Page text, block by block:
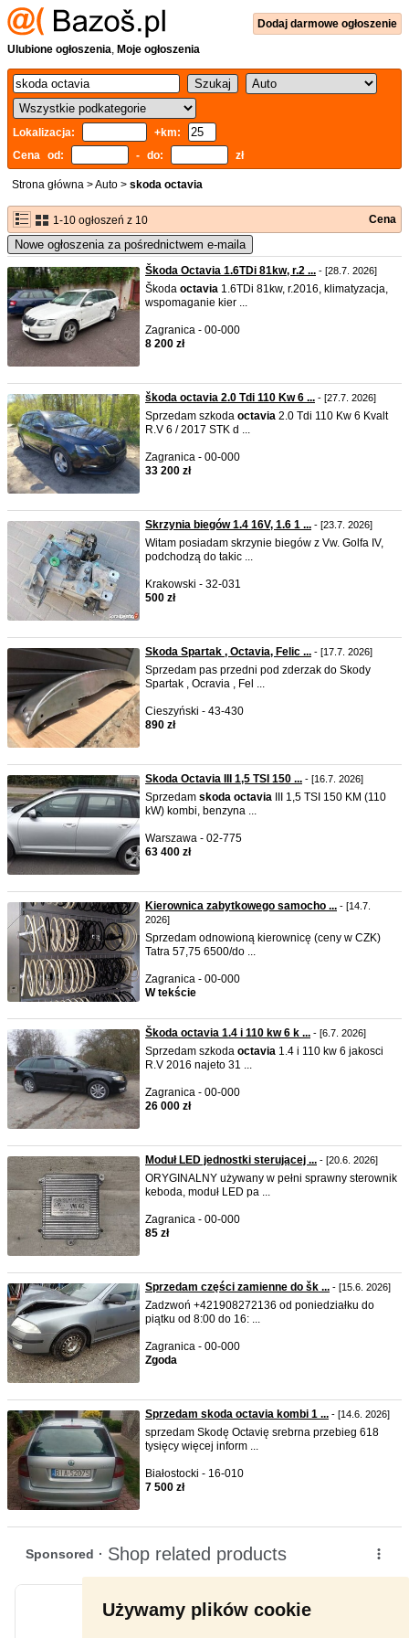
Używamy plików cookie
Dodaj darmowe ogłoszenie
Ulubione ogłoszenia, Moje ogłoszenia
Lokalizacja:
+km:
Cena od:
- do: zł
Strona główna >Auto > skoda octavia
1-10 ogłoszeń z 10 Cena
Nowe ogłoszenia za pośrednictwem e-maila
Škoda Octavia 1.6TDi 81kw, r.2 ... - [28.7. 2026]
Škoda octavia 1.6TDi 81kw, r.2016, klimatyzacja,
wspomaganie kier ...
Zagranica - 00-000
8 200 zł
škoda octavia 2.0 Tdi 110 Kw 6 ... - [27.7. 2026]
Sprzedam szkoda octavia 2.0 Tdi 110 Kw 6 Kvalt
R.V 6 / 2017 STK d ...
Zagranica - 00-000
33 200 zł
Skrzynia biegów 1.4 16V, 1.6 1 ... - [23.7. 2026]
Witam posiadam skrzynie biegów z Vw. Golfa IV,
podchodzą do takic ...
Krakowski - 32-031
500 zł
Skoda Spartak , Octavia, Felic ... - [17.7. 2026]
Sprzedam pas przedni pod zderzak do Skody
Spartak , Ocravia , Fel ...
Cieszyński - 43-430
890 zł
Skoda Octavia III 1,5 TSI 150 ... - [16.7. 2026]
Sprzedam skoda octavia III 1,5 TSI 150 KM (110
kW) kombi, benzyna ...
Warszawa - 02-775
63 400 zł
Kierownica zabytkowego samocho ... - [14.7.
2026]
Sprzedam odnowioną kierownicę (ceny w CZK)
Tatra 57,75 6500/do ...
Zagranica - 00-000
W tekście
Škoda octavia 1.4 i 110 kw 6 k ... - [6.7. 2026]
Sprzedam szkoda octavia 1.4 i 110 kw 6 jakosci
R.V 2016 najeto 31 ...
Zagranica - 00-000
26 000 zł
Moduł LED jednostki sterującej ... - [20.6. 2026]
ORYGINALNY używany w pełni sprawny sterownik
keboda, moduł LED pa ...
Zagranica - 00-000
85 zł
Sprzedam części zamienne do šk ... - [15.6. 2026]
Zadzwoń +421908272136 od poniedziałku do
piątku od 8:00 do 16: ...
Zagranica - 00-000
Zgoda
Sprzedam skoda octavia kombi 1 ... - [14.6. 2026]
sprzedam Skodę Octavię srebrna przebieg 618
tysięcy więcej inform ...
Białostocki - 16-010
7 500 zł